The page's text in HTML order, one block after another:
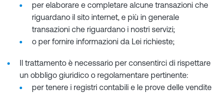
per elaborare e completare alcune transazioni che
riguardano il sito internet, e più in generale
transazioni che riguardano i nostri servizi;
o per fornire informazioni da Lei richieste;
Il trattamento è necessario per consentirci di rispettare
un obbligo giuridico o regolamentare pertinente:
per tenere i registri contabili e le prove delle vendite